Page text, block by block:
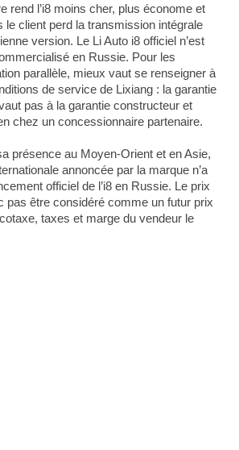
rend l’i8 moins cher, plus économe et
le client perd la transmission intégrale
version. Le Li Auto i8 officiel n’est
en Russie. Pour les
parallèle, mieux vaut se renseigner à
de service de Lixiang : la garantie
pas à la garantie constructeur et
chez un concessionnaire partenaire.
présence au Moyen-Orient et en Asie,
annoncée par la marque n’a
officiel de l’i8 en Russie. Le prix
pas être considéré comme un futur prix
taxes et marge du vendeur le